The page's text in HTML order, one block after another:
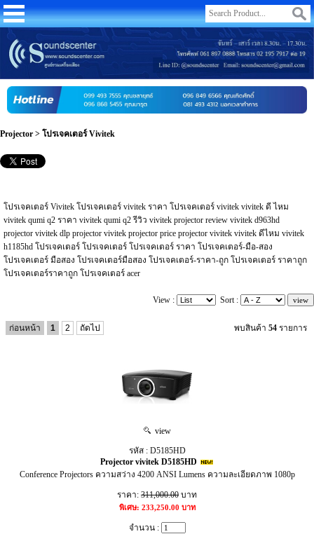
Projector > โปรเจคเตอร์ Vivitek
โปรเจคเตอร์ Vivitek โปรเจคเตอร์ vivitek ราคา โปรเจคเตอร์ vivitek vivitek ดี ไหม
vivitek qumi q2 ราคา vivitek qumi q2 รีวิว vivitek projector review vivitek d963hd
projector vivitek dlp projector vivitek projector price projector vivitek vivitek ดีไหม vivitek
h1185hd โปรเจคเตอร์ โปรเจคเตอร์ โปรเจคเตอร์ ราคา โปรเจคเตอร์-มือ-สอง
โปรเจคเตอร์ มือสอง โปรเจคเตอร์มือสอง โปรเจคเตอร์-ราคา-ถูก โปรเจคเตอร์ ราคาถูก
โปรเจคเตอร์ราคาถูก โปรเจคเตอร์ acer
View : Sort :
ก่อนหน้า 1 2 ถัดไป พบสินค้า 54 รายการ
view
รหัส : D5185HD
Projector vivitek D5185HD
Conference Projectors ความสว่าง 4200 ANSI Lumens ความละเอียดภาพ 1080p
ราคา: 311,000.00 บาท
พิเศษ: 233,250.00 บาท
จำนวน :